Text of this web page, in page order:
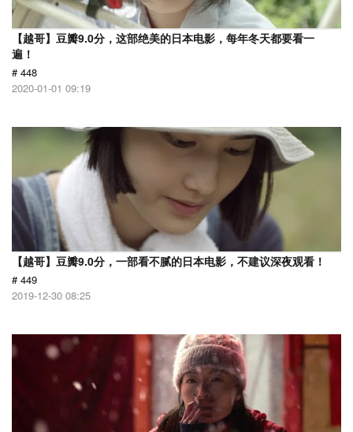
【越哥】豆瓣9.0分，这部绝美的日本电影，每年冬天都要看一
遍！
# 448
2020-01-01 09:19
【越哥】豆瓣9.0分，一部看不腻的日本电影，不建议深夜观看！
# 449
2019-12-30 08:25